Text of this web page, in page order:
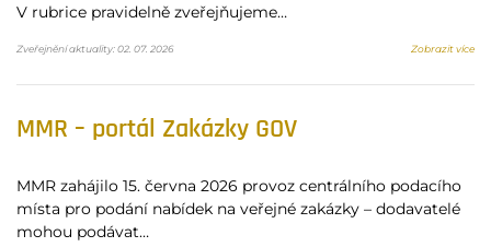
V rubrice pravidelně zveřejňujeme…
Zveřejnění aktuality: 02. 07. 2026 Zobrazit více
MMR – portál Zakázky GOV
MMR zahájilo 15. června 2026 provoz centrálního podacího
místa pro podání nabídek na veřejné zakázky – dodavatelé
mohou podávat…